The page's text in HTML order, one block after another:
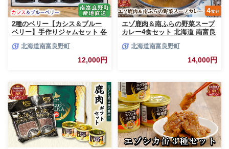
2種のベリー【カシス＆ブルー
ベリー】手作りジャムセット 各
ベリー カシス ブルーベリー ソ
ース 果実 てんさい糖 無農薬 甘
北海道南富良野町
12,000円
エゾ鹿肉＆南ふらの野菜スープ
カレー4食セット 北海道 南富良
スープカレー セット 詰合せ 加
北海道南富良野町
14,000円